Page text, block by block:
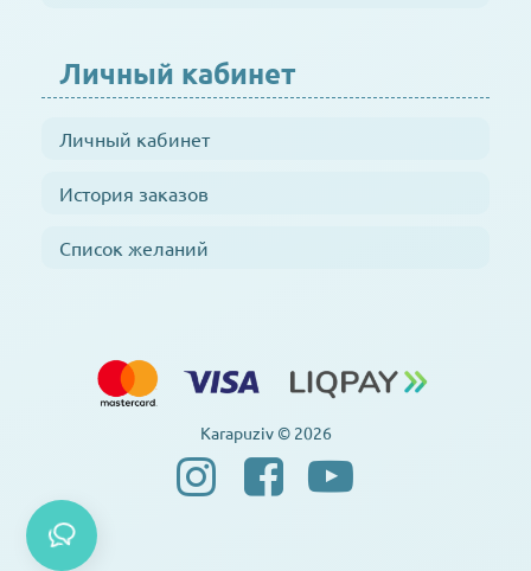
Личный кабинет
Личный кабинет
История заказов
Список желаний
Karapuziv © 2026